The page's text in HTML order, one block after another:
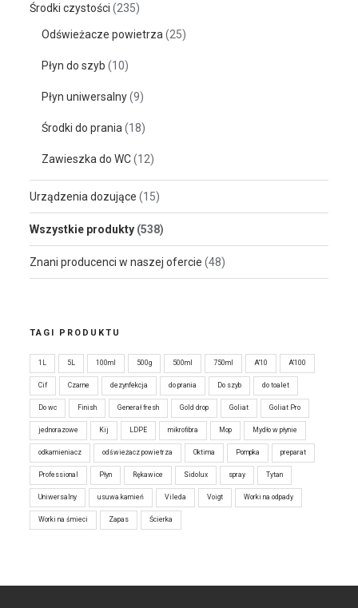
Środki czystości (235)
Odświeżacze powietrza (25)
Płyn do szyb (10)
Płyn uniwersalny (9)
Środki do prania (18)
Zawieszka do WC (12)
Urządzenia dozujące (15)
Wszystkie produkty (538)
Znani producenci w naszej ofercie (48)
TAGI PRODUKTU
1L 5L 100ml 500g 500ml 750ml A'10 A'100
Cif Czarne dezynfekcja do prania Do szyb do toalet
Do wc Finish Generał fresh Gold drop Goliat Goliat Pro
jednorazowe Kij LDPE mikrofibra Mop Mydło w płynie
odkamieniacz odświeżacz powietrza Oktima Pompka preparat
Professional Płyn Rękawice Sidolux spray Tytan
Uniwersalny usuwa kamień Vileda Voigt Worki na odpady
Worki na śmieci Zapas Ścierka